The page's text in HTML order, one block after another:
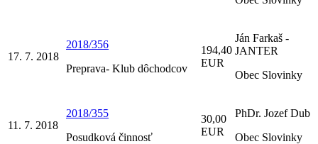
17. 7. 2018
2018/356
Preprava- Klub dôchodcov
194,40
EUR
Ján Farkaš -
JANTER
Obec Slovinky
11. 7. 2018
2018/355
Posudková činnosť
30,00
EUR
PhDr. Jozef Dub
Obec Slovinky